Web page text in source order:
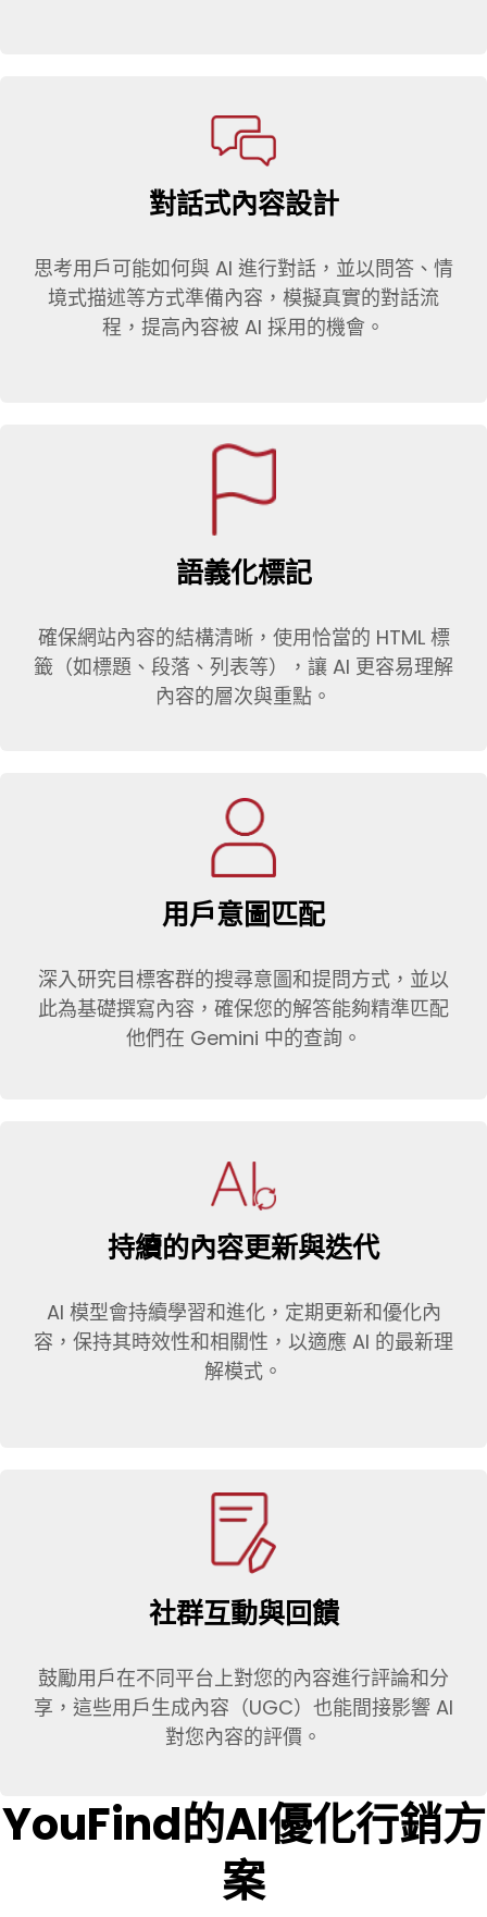
對話式內容設計
思考用戶可能如何與 AI 進行對話，並以問答、情
境式描述等方式準備內容，模擬真實的對話流
程，提高內容被 AI 採用的機會。
語義化標記
確保網站內容的結構清晰，使用恰當的 HTML 標
籤（如標題、段落、列表等），讓 AI 更容易理解
內容的層次與重點。
用戶意圖匹配
深入研究目標客群的搜尋意圖和提問方式，並以
此為基礎撰寫內容，確保您的解答能夠精準匹配
他們在 Gemini 中的查詢。
持續的內容更新與迭代
AI 模型會持續學習和進化，定期更新和優化內
容，保持其時效性和相關性，以適應 AI 的最新理
解模式。
社群互動與回饋
鼓勵用戶在不同平台上對您的內容進行評論和分
享，這些用戶生成內容（UGC）也能間接影響 AI
對您內容的評價。
YouFind的AI優化行銷方
案